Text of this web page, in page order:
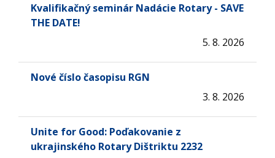
Kvalifikačný seminár Nadácie Rotary - SAVE
THE DATE!
5. 8. 2026
Nové číslo časopisu RGN
3. 8. 2026
Unite for Good: Poďakovanie z
ukrajinského Rotary Dištriktu 2232